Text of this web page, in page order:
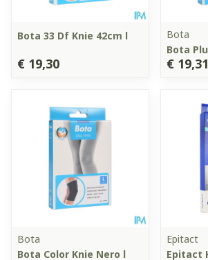
Bota 33 Df Knie 42cm l
€ 19,30
Bota
Bota
€ 19,31
Bota
Bota Color Knie Nero l
Epitact
Epitact